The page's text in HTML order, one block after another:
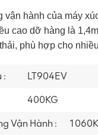
vận hành của máy
cao dỡ hàng là
phù hợp cho
: LT904EV
400KG
Vận Hành :